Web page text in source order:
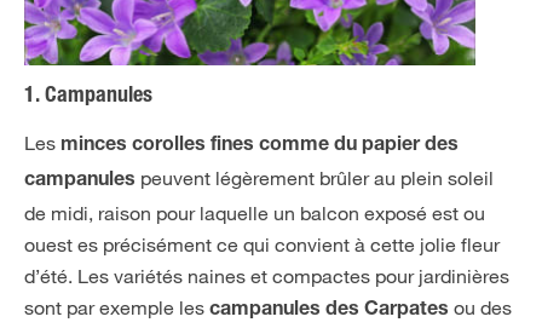
1. Campanules
Les minces corolles fines comme du papier des
campanules peuvent légèrement brûler au plein soleil
de midi, raison pour laquelle un balcon exposé est ou
ouest es précisément ce qui convient à cette jolie fleur
d’été. Les variétés naines et compactes pour jardinières
sont par exemple les campanules des Carpates ou des